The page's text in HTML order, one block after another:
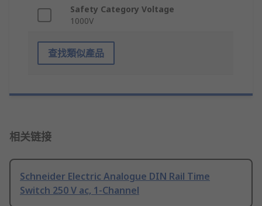
Safety Category Voltage
1000V
查找類似產品
相关链接
Schneider Electric Analogue DIN Rail Time
Switch 250 V ac, 1-Channel